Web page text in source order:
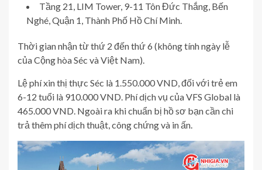
Tầng 21, LIM Tower, 9-11 Tôn Đức Thắng, Bến
Nghé, Quận 1, Thành Phố Hồ Chí Minh.
Thời gian nhận từ thứ 2 đến thứ 6 (không tính ngày lễ
của Cộng hòa Séc và Việt Nam).
Lệ phí xin thị thực Séc là 1.550.000 VND, đối với trẻ em
6-12 tuổi là 910.000 VND. Phí dịch vụ của VFS Global là
465.000 VND. Ngoài ra khi chuẩn bị hồ sơ bạn cần chi
trả thêm phí dịch thuật, công chứng và in ấn.